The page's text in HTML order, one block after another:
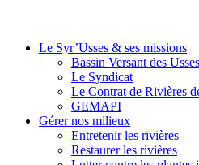
Le Syr’Usses & ses missions
Bassin Versant des Usses
Le Syndicat
Le Contrat de Rivières
GEMAPI
Gérernos milieux
Entretenir les rivières
Restaurer les rivières